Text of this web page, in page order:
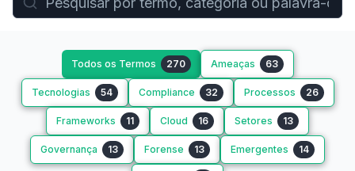
Todos os Termos 270 Ameaças 63
Tecnologias 54 Compliance 32 Processos 26
Frameworks 11 Cloud 16 Setores 13
Governança 13 Forense 13 Emergentes 14